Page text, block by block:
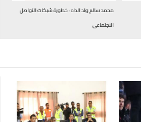
محمد سالم ولد الداه : خطورة شبكات التواصل
الاجتماعى